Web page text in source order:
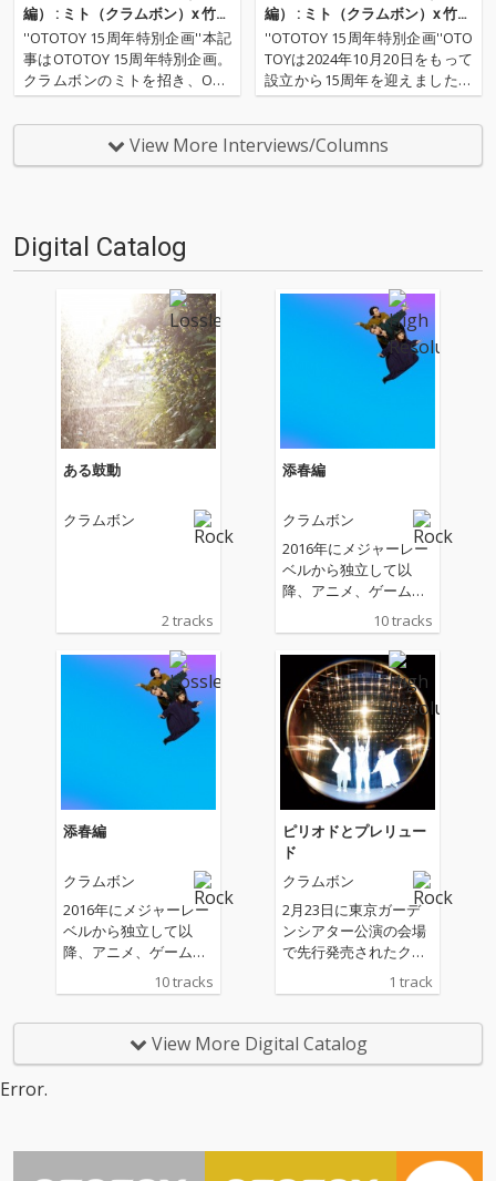
編） : ミト（クラムボン）x 竹中
直純（OTOTOY）──OTOTOYの1
5年と日本の音楽配信
''OTOTOY 15周年特別企画''本記
事はOTOTOY 15周年特別企画。
クラムボンのミトを招き、OTO
TOY代表取締役の竹中直純との
対談、後編です。サブスクリプ
ション・サービス時代が到来、
サービスが普及した2016年にク
編） : ミト（クラムボン）x 竹中
直純（OTOTOY）──OTOTOYの1
5年と日本の音楽配信
''OTOTOY 15周年特別企画''OTO
TOYは2024年10月20日をもって
設立から15周年を迎えました。
本記事は15周年特別企画とし
て、クラムボンのミトを招き、
OTOTOY代表取締役の竹中直純
との対談を前編、後編に渡って
View More Interviews/Columns
Digital Catalog
ある鼓動
クラムボン
2 tracks
添春編
クラムボン
2016年にメジャーレー
ベルから独立して以
降、アニメ、ゲーム、
CMなど様々なシーンで
発表されてきた楽曲
と、新曲「ピリオドと
プレリュード 」を収録
した全10曲。クラムボ
ンの7年の軌跡と、 そ
の先の未来へ向けたア
ルバム。
10 tracks
添春編
クラムボン
2016年にメジャーレー
ベルから独立して以
降、アニメ、ゲーム、
CMなど様々なシーンで
発表されてきた楽曲
プレリュード 」を収録
した全10曲。クラムボ
10 tracks
ピリオドとプレリュー
ド
クラムボン
2月23日に東京ガーデ
ンシアター公演の会場
で先行発売されたクラ
ムボンのニューアルバ
ム『添春編』収録の書
もアンコールラストに
初披露された１曲を一
1 track
View More Digital Catalog
Error.